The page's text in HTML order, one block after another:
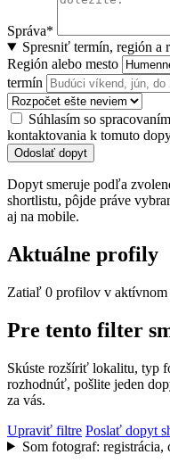
Správa*
Spresniť termín, región a
Región alebo mesto
termín
Súhlasím so
kontaktovania k tomuto
Odoslať dopyt
Dopyt smeruje podľa
shortlistu, pôjde práve
aj na mobile.
Aktuálne profily
Zatiaľ 0 profilov v aktívnom
Pre tento filter
Skúste rozšíriť lokalitu, typ
rozhodnúť, pošlite jeden
za vás.
Upraviť filtre Poslať dopyt
Som fotograf: registrácia,